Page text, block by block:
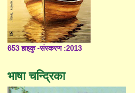
653 हाइकु -संस्करण :2013
भाषा चन्द्रिका